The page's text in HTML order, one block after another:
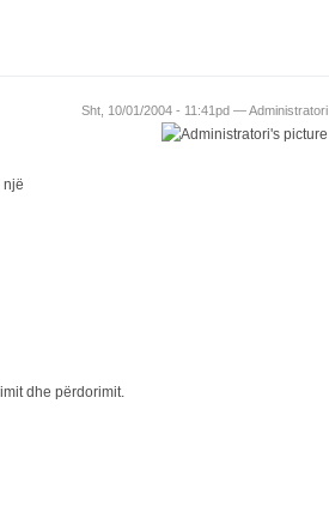
Sht, 10/01/2004 - 11:41pd —Administratori
një
dhe përdorimit.